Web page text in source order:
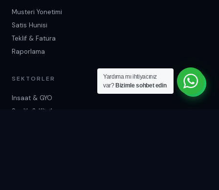
Musteri Yonetimi
Satis Hunisi
Teklif & Fatura
Raporlama
SEKTORLER
Insaat & GYO
Saglik & Klinik
Yardıma mı ihtiyacınız
var? Bizimle sohbet edin